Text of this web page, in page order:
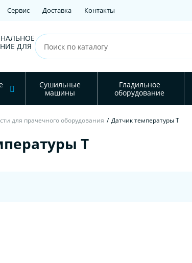
Сервис Доставка Контакты
ДЛЯ
Сушильные
машины
Гладильное
оборудование
для прачечного оборудования / Датчик температуры Т
Т